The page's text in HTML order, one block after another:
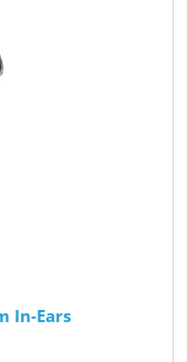
In-Ears